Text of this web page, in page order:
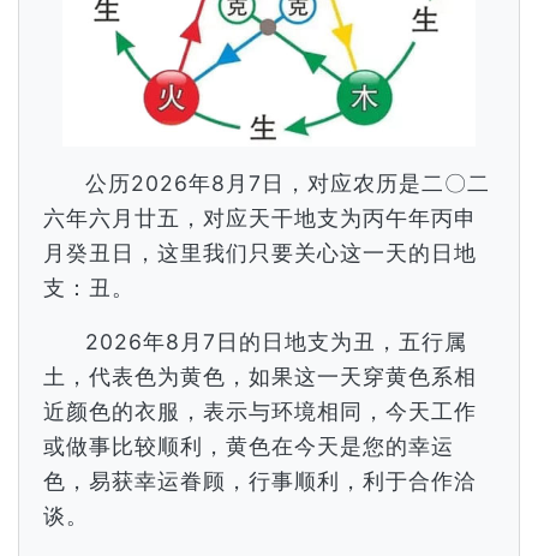
公历2026年8月7日，对应农历是二〇二
六年六月廿五，对应天干地支为丙午年丙申
月癸丑日，这里我们只要关心这一天的日地
支：丑。
2026年8月7日的日地支为丑，五行属
土，代表色为黄色，如果这一天穿黄色系相
近颜色的衣服，表示与环境相同，今天工作
或做事比较顺利，黄色在今天是您的幸运
色，易获幸运眷顾，行事顺利，利于合作洽
谈。